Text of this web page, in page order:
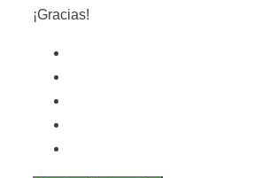
¡Gracias!